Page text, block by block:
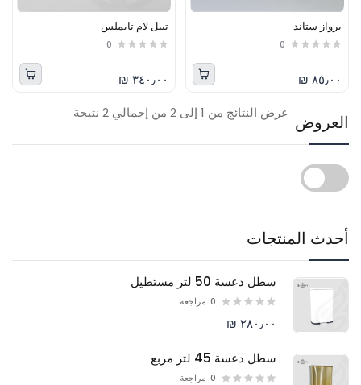
العروض
أحدث المنتجات
سطل دعسة 50 لتر مستطيل
0 مراجعة
٢٨٠٫٠٠ ₪
سطل دعسة 45 لتر مربع
0 مراجعة
برواز ستاند
0
٨٥٫٠٠ ₪
تيبل لام تايملس
0
٣٤٠٫٠٠ ₪
عرض النتائج من 1 إلى 2 من إجمالي 2 نتيجة